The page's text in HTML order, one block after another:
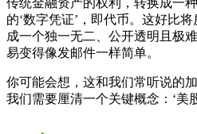
的‘数字凭证’，即代币。这好比
成一个独一无二、公开透明且极
易变得像发邮件一样简单。
你可能会想，这和我们常听说的
我们需要厘清一个关键概念：‘美